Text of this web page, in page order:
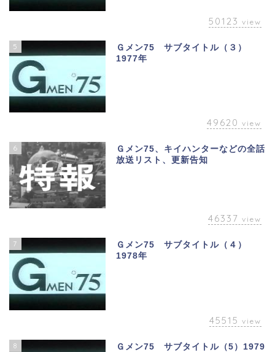
50123 view
5
Ｇメン75 サブタイトル（３）
1977年
49620 view
6
Ｇメン75、キイハンターなどの全話
放送リスト、更新告知
46337 view
7
Ｇメン75 サブタイトル（４）
1978年
45515 view
8
Ｇメン75 サブタイトル（5）1979